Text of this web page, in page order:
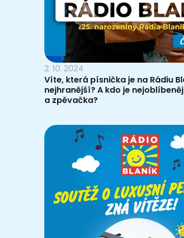
2. 10. 2024
Víte, která písnička je na Rádiu
nejhranější? A kdo je
a zpěvačka?